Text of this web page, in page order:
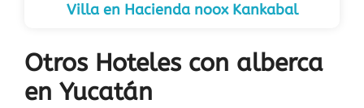
Villa en Hacienda noox Kankabal
Otros Hoteles con alberca
en Yucatán